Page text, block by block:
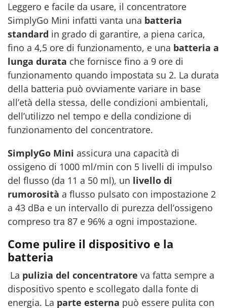
Leggero e facile da usare, il concentratore
SimplyGo Mini infatti vanta una batteria
standard in grado di garantire, a piena carica,
fino a 4,5 ore di funzionamento, e una batteria a
lunga durata che fornisce fino a 9 ore di
funzionamento quando impostata su 2. La durata
della batteria può ovviamente variare in base
all’età della stessa, delle condizioni ambientali,
dell’utilizzo nel tempo e della condizione di
funzionamento del concentratore.
SimplyGo Mini assicura una capacità di
ossigeno di 1000 ml/min con 5 livelli di impulso
del flusso (da 11 a 50 ml), un livello di
rumorosità a flusso pulsato con impostazione 2
a 43 dBa e un intervallo di purezza dell’ossigeno
compreso tra 87 e 96% a ogni impostazione.
Come pulire il dispositivo e la
batteria
La pulizia del concentratore va fatta sempre a
dispositivo spento e scollegato dalla fonte di
energia. La parte esterna può essere pulita con